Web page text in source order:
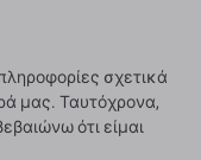
σχετικά
μας. Ταυτόχρονα,
ότι είμαι